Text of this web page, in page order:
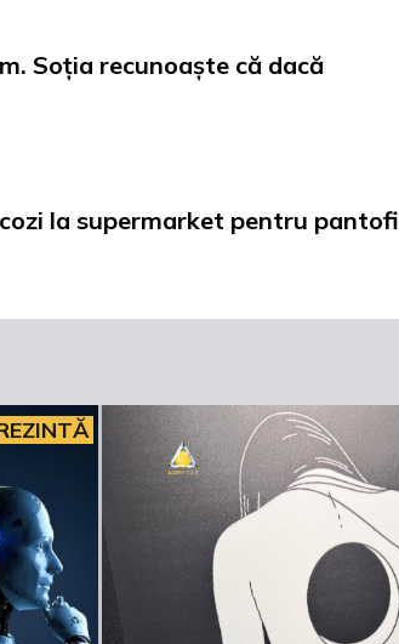
Soția recunoaște că dacă
la supermarket pentru pantofi